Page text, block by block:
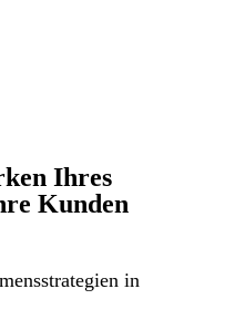
Ihres
Kunden
in